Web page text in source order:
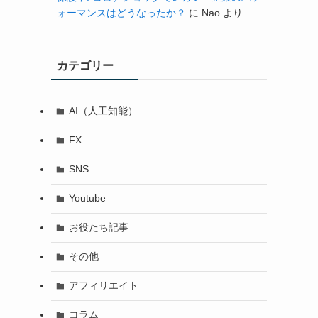
ォーマンスはどうなったか？ に Nao より
カテゴリー
AI（人工知能）
FX
SNS
Youtube
お役たち記事
その他
アフィリエイト
コラム